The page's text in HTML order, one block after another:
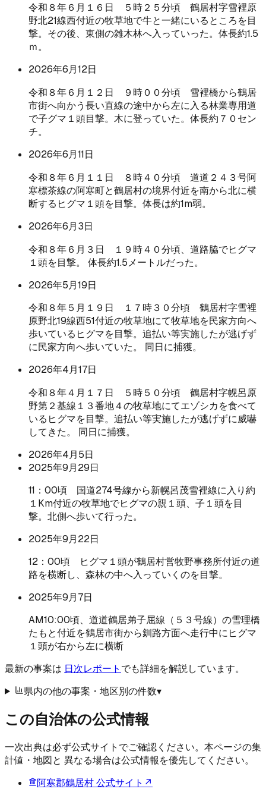
令和８年６月１６日 ５時２５分頃 鶴居村字雪裡原
野北21線西付近の牧草地で牛と一緒にいるところを目
撃。その後、東側の雑木林へ入っていった。体長約1.5
ｍ。
2026年6月12日
令和８年６月１２日 ９時００分頃 雪裡橋から鶴居
市街へ向かう長い直線の途中から左に入る林業専用道
で子グマ１頭目撃。木に登っていた。体長約７０セン
チ。
2026年6月11日
令和８年６月１１日 ８時４０分頃 道道２４３号阿
寒標茶線の阿寒町と鶴居村の境界付近を南から北に横
断するヒグマ１頭を目撃。体長は約1m弱。
2026年6月3日
令和８年６月３日 １９時４０分頃、道路脇でヒグマ
１頭を目撃。 体長約1.5メートルだった。
2026年5月19日
令和８年５月１９日 １７時３０分頃 鶴居村字雪裡
原野北19線西51付近の牧草地にて牧草地を民家方向へ
歩いているヒグマを目撃。追払い等実施したが逃げず
に民家方向へ歩いていた。 同日に捕獲。
2026年4月17日
令和８年４月１７日 ５時５０分頃 鶴居村字幌呂原
野第２基線１３番地４の牧草地にてエゾシカを食べて
いるヒグマを目撃。追払い等実施したが逃げずに威嚇
してきた。 同日に捕獲。
2026年4月5日
2025年9月29日
11：00頃 国道274号線から新幌呂茂雪裡線に入り約
１Km付近の牧草地でヒグマの親１頭、子１頭を目
撃。北側へ歩いて行った。
2025年9月22日
12：00頃 ヒグマ１頭が鶴居村営牧野事務所付近の道
路を横断し、森林の中へ入っていくのを目撃。
2025年9月7日
AM10:00頃、道道鶴居弟子屈線（５３号線）の雪理橋
たもと付近を鶴居市街から釧路方面へ走行中にヒグマ
１頭が右から左に横断
最新の事案は 日次レポート でも詳細を解説しています。
県内の他の事案・地区別の件数▾
この自治体の公式情報
一次出典は必ず公式サイトでご確認ください。本ページの集
計値・地図と 異なる場合は公式情報を優先してください。
阿寒郡鶴居村公式サイト ↗